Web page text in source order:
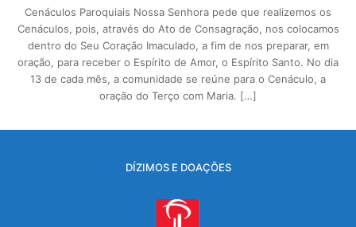
Cenáculos Paroquiais Nossa Senhora pede que realizemos os
Cenáculos, pois, através do Ato de Consagração, nos colocamos
dentro do Seu Coração Imaculado, a fim de nos preparar, em
oração, para receber o Espírito de Amor, o Espírito Santo. No dia
13 de cada mês, a comunidade se reúne para o Cenáculo, a
oração do Terço com Maria. […]
DÍZIMOS E DOAÇÕES